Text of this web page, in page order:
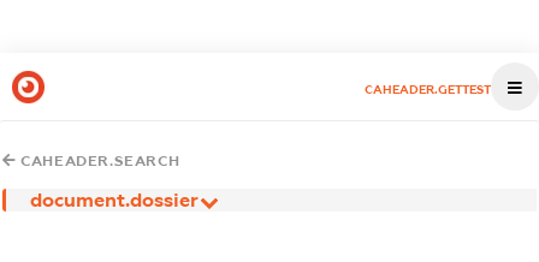
CAHEADER.GETTEST
CAHEADER.SEARCH
document.dossier